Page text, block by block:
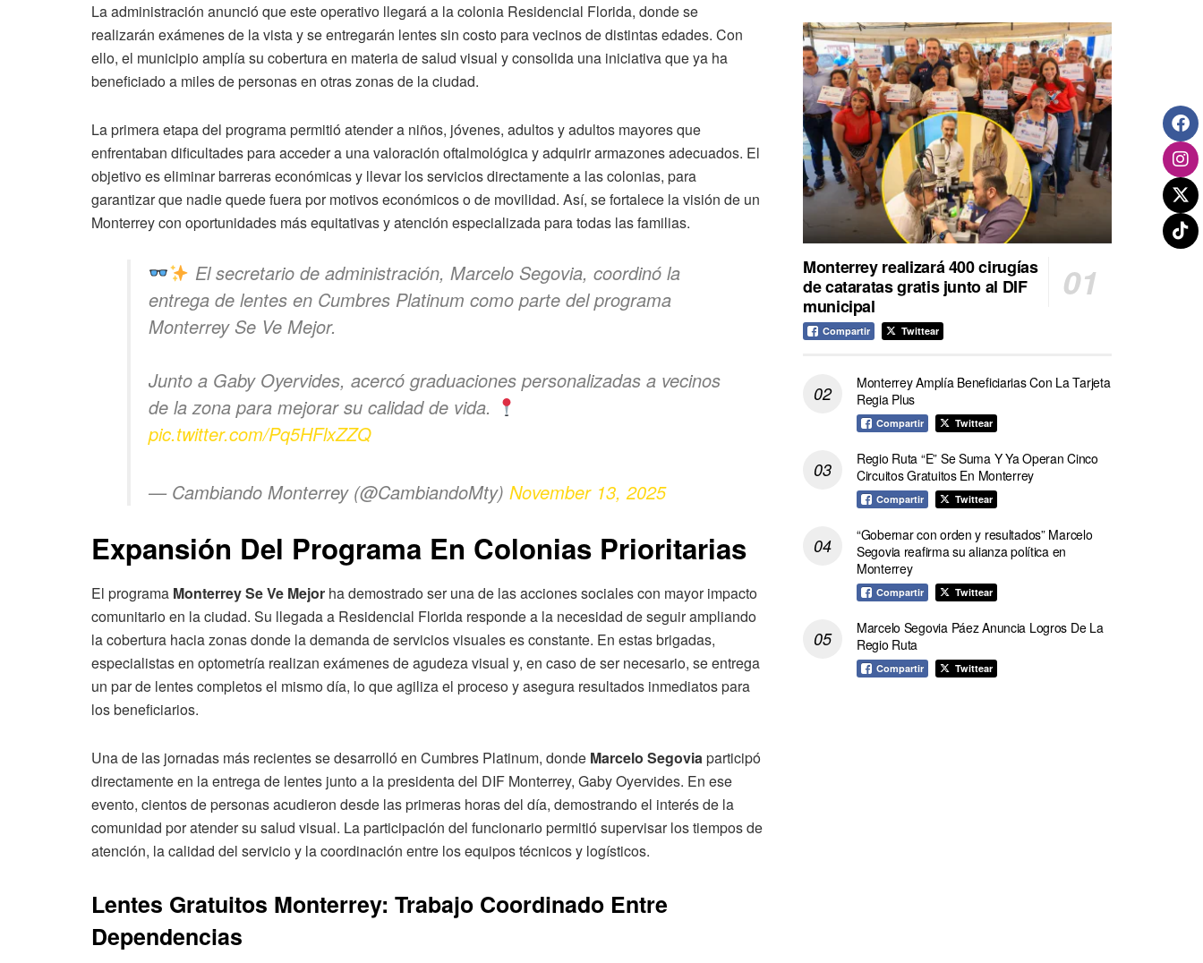
La administración anunció que este operativo llegará a la colonia Residencial Florida, donde se
realizarán exámenes de la vista y se entregarán lentes sin costo para vecinos de distintas edades. Con
ello, el municipio amplía su cobertura en materia de salud visual y consolida una iniciativa que ya ha
beneficiado a miles de personas en otras zonas de la ciudad.
La primera etapa del programa permitió atender a niños, jóvenes, adultos y adultos mayores que
enfrentaban dificultades para acceder a una valoración oftalmológica y adquirir armazones adecuados. El
objetivo es eliminar barreras económicas y llevar los servicios directamente a las colonias, para
garantizar que nadie quede fuera por motivos económicos o de movilidad. Así, se fortalece la visión de un
Monterrey con oportunidades más equitativas y atención especializada para todas las familias.
El secretario de administración, Marcelo Segovia, coordinó la
entrega de lentes en Cumbres Platinum como parte del programa
Monterrey Se Ve Mejor.
Junto a Gaby Oyervides, acercó graduaciones personalizadas a vecinos
de la zona para mejorar su calidad de vida.
pic.twitter.com/Pq5HFlxZZQ
— Cambiando Monterrey (@CambiandoMty) November 13, 2025
Expansión Del Programa En Colonias Prioritarias
El programa Monterrey Se Ve Mejor ha demostrado ser una de las acciones sociales con mayor impacto
comunitario en la ciudad. Su llegada a Residencial Florida responde a la necesidad de seguir ampliando
la cobertura hacia zonas donde la demanda de servicios visuales es constante. En estas brigadas,
especialistas en optometría realizan exámenes de agudeza visual y, en caso de ser necesario, se entrega
un par de lentes completos el mismo día, lo que agiliza el proceso y asegura resultados inmediatos para
los beneficiarios.
Una de las jornadas más recientes se desarrolló en Cumbres Platinum, donde Marcelo Segoviaparticipó
directamente en la entrega de lentes junto a la presidenta del DIF Monterrey, Gaby Oyervides. En ese
evento, cientos de personas acudieron desde las primeras horas del día, demostrando el interés de la
comunidad por atender su salud visual. La participación del funcionario permitió supervisar los tiempos de
atención, la calidad del servicio y la coordinación entre los equipos técnicos y logísticos.
Lentes Gratuitos Monterrey: Trabajo Coordinado Entre
Dependencias
Monterrey realizará 400 cirugías
de cataratas gratis junto al DIF
municipal
Compartir Twittear
Monterrey Amplía Beneficiarias Con La Tarjeta
Regia Plus
Compartir Twittear
Regio Ruta “E” Se Suma Y Ya Operan Cinco
Circuitos Gratuitos En Monterrey
Compartir Twittear
“Gobernar con orden y resultados” Marcelo
Segovia reafirma su alianza política en
Monterrey
Compartir Twittear
Marcelo Segovia Páez Anuncia Logros De La
Regio Ruta
Compartir Twittear